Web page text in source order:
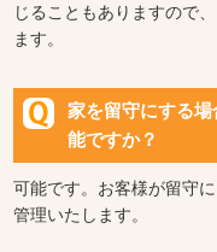
じることもありますので
ます。
家を留守にする
能ですか？
可能です。お客様が留守
管理いたします。